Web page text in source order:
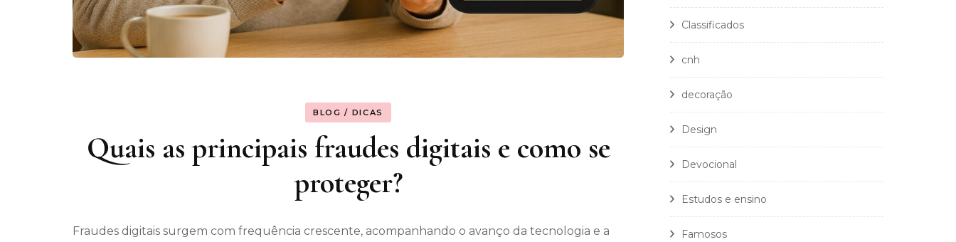
BLOG / DICAS
Quais as principais fraudes digitais e como se
proteger?
Fraudes digitais surgem com frequência crescente, acompanhando o avanço da tecnologia e a
Classificados
cnh
decoração
Design
Devocional
Estudos e ensino
Famosos